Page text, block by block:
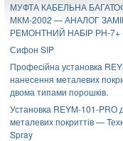
МУФТА КАБЕЛЬНА
МКМ-2002 — АНАЛОГ
РЕМОНТНИЙ НАБІР РН-7+
Сифон SIP
Професійна установка
нанесення металевих
двома типами порошків.
Установка REYM-101-PRO
металевих покриттів —
Spray